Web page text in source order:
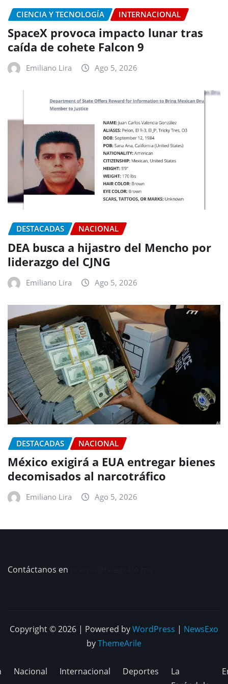
CIENCIA Y TECNOLOGÍA INTERNACIONAL
SpaceX provoca impacto lunar tras
caída de cohete Falcon 9
Emiliano Lira Ago 5, 2026
DESTACADAS NACIONAL
DEA busca a hijastro del Mencho por
liderazgo del CJNG
Emiliano Lira Ago 5, 2026
DESTACADAS NACIONAL
México exigirá a EUA entregar bienes
decomisados al narcotráfico
Emiliano Lira Ago 5, 2026
Contáctanos en
Copyright © 2026 | Powered byWordPress | NewsExo
byThemeArile
Nacional Internacional Deportes
La